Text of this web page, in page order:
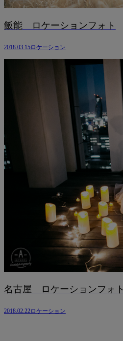
飯能 ロケーションフォト
2018.03.15ロケーション
名古屋 ロケーションフォト
2018.02.22ロケーション